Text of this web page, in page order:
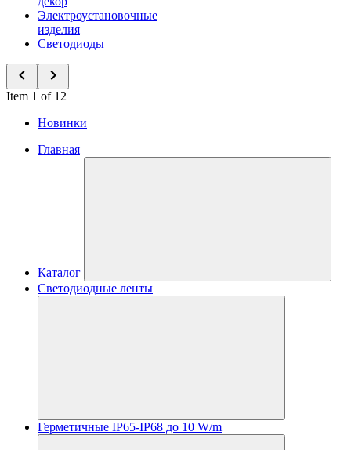
Электроустановочные
изделия
Светодиоды
Item 1 of 12
Новинки
Главная
Каталог
Светодиодные ленты
Герметичные IP65-IP68 до 10 W/m